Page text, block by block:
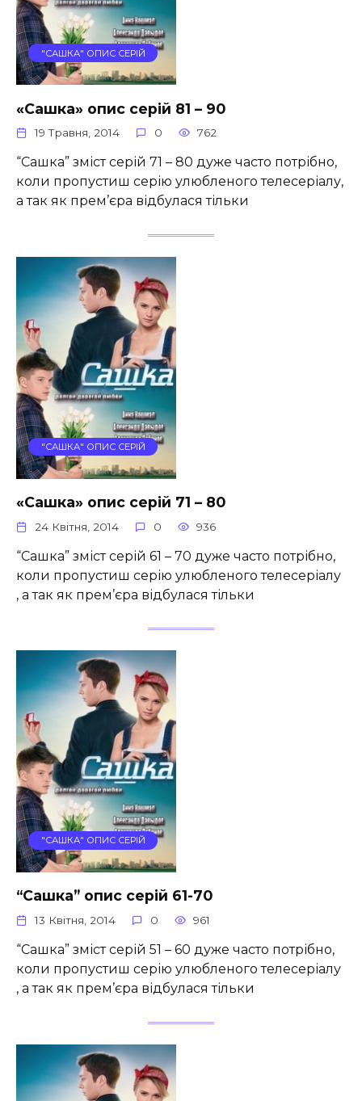
"САШКА" ОПИС СЕРІЙ
«Сашка» опис серій 81 – 90
19 Травня, 2014 0 762
“Сашка” зміст серій 71 – 80 дуже часто потрібно,
коли пропустиш серію улюбленого телесеріалу,
а так як прем’єра відбулася тільки
"САШКА" ОПИС СЕРІЙ
«Сашка» опис серій 71 – 80
24 Квітня, 2014 0 936
“Сашка” зміст серій 61 – 70 дуже часто потрібно,
коли пропустиш серію улюбленого телесеріалу
, а так як прем’єра відбулася тільки
"САШКА" ОПИС СЕРІЙ
“Сашка” опис серій 61-70
13 Квітня, 2014 0 961
“Сашка” зміст серій 51 – 60 дуже часто потрібно,
коли пропустиш серію улюбленого телесеріалу
, а так як прем’єра відбулася тільки